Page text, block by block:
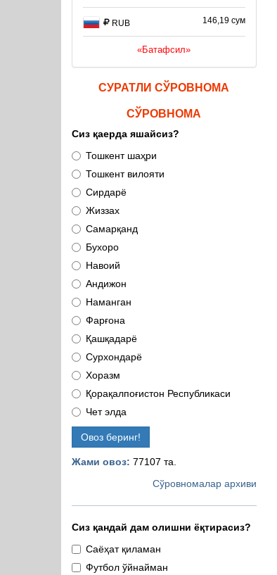
RUB 146,19 сум
«Батафсил»
СУРАТЛИ СЎРОВНОМА
СЎРОВНОМА
Сиз қаерда яшайсиз?
Тошкент шаҳри
Тошкент вилояти
Сирдарё
Жиззах
Самарқанд
Бухоро
Навоий
Андижон
Наманган
Фарғона
Қашқадарё
Сурхондарё
Хоразм
Қорақалпоғистон Республикаси
Чет элда
Овоз беринг!
Жами овоз: 77107 та.
Сўровномалар архиви
Сиз қандай дам олишни ёқтирасиз?
Саёҳат қиламан
Футбол ўйнайман